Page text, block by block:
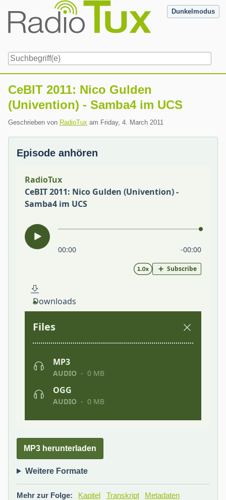
content
Dunkelmodus
CeBIT 2011: Nico Gulden
(Univention) - Samba4 im UCS
Geschrieben von RadioTux am Friday, 4. March 2011
Episode anhören
MP3 herunterladen
Weitere Formate
Mehr zur Folge: Kapitel Transkript
Metadaten